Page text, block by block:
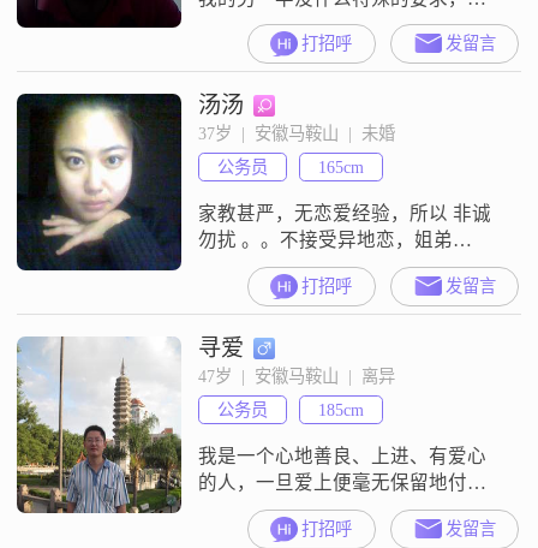
键在于能否存在沟通，话不多说，
实践出真知！打招呼 发留言
汤汤
37岁  |  安徽马鞍山  |  未婚
公务员
165cm
家教甚严，无恋爱经验，所以 非诚
勿扰 。。不接受异地恋，姐弟
恋。。谢谢。。
打招呼 发留言
寻爱
47岁  |  安徽马鞍山  |  离异
公务员
185cm
我是一个心地善良、上进、有爱心
的人，一旦爱上便毫无保留地付
出，我有过五年的婚姻，但在五年
的婚姻里我问心无愧，我是实实在
打招呼 发留言